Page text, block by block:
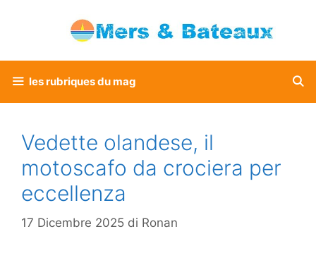
les rubriques du mag
Vedette olandese, il
motoscafo da crociera per
eccellenza
17 Dicembre 2025 di Ronan